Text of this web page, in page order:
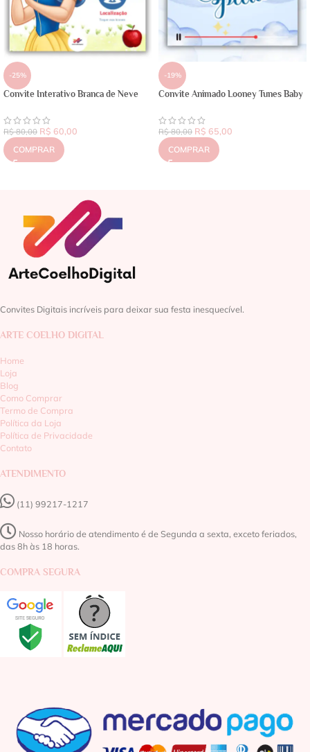
-25%
Convite Interativo Branca de Neve
R$80,00 R$ 60,00
COMPRAR
-19%
Convite Animado Looney Tunes Baby
R$80,00 R$ 65,00
COMPRAR
Convites Digitais incríveis para deixar sua festa inesquecível.
ARTE COELHO DIGITAL
Home
Loja
Blog
Como Comprar
Termo de Compra
Política da Loja
Política de Privacidade
Contato
ATENDIMENTO
(11) 99217-1217‬
Nosso horário de atendimento é de Segunda a sexta, exceto feriados,
das 8h às 18 horas.
COMPRA SEGURA